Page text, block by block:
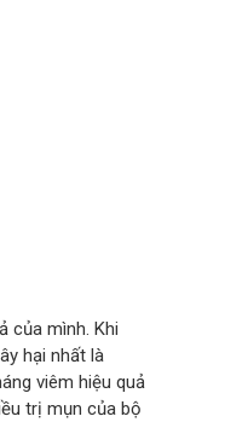
của mình. Khi
hại nhất là
viêm hiệu quả
trị mụn của bộ